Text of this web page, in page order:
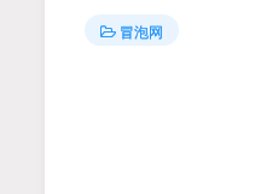
冒泡网